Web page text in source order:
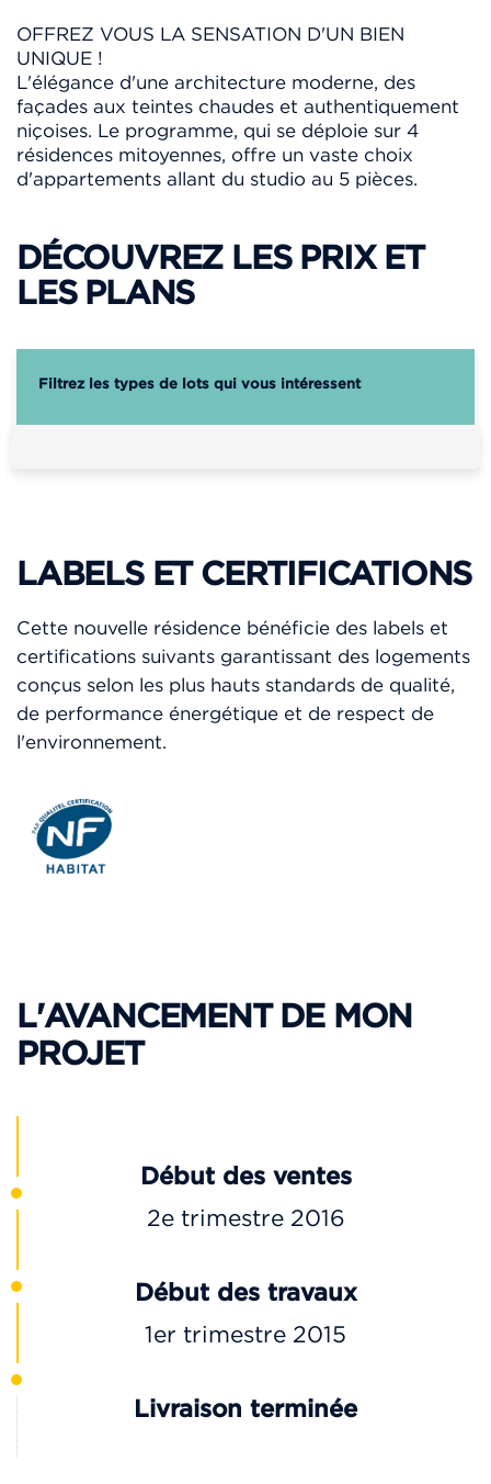
OFFREZ VOUS LA SENSATION D'UN BIEN
UNIQUE !
L'élégance d'une architecture moderne, des
façades aux teintes chaudes et authentiquement
niçoises. Le programme, qui se déploie sur 4
résidences mitoyennes, offre un vaste choix
d'appartements allant du studio au 5 pièces.
DÉCOUVREZ LES PRIX ET
LES PLANS
Filtrez les types de lots qui vous intéressent
LABELS ET CERTIFICATIONS
Cette nouvelle résidence bénéficie des labels et
certifications suivants garantissant des logements
conçus selon les plus hauts standards de qualité,
de performance énergétique et de respect de
l'environnement.
L'AVANCEMENT DE MON
PROJET
Début des ventes
2e trimestre 2016
Début des travaux
1er trimestre 2015
Livraison terminée